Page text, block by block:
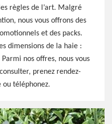
règles de l’art. Malgré
nous vous offrons des
et des packs.
dimensions de la haie :
nos offres, nous vous
prenez rendez-
ou téléphonez.